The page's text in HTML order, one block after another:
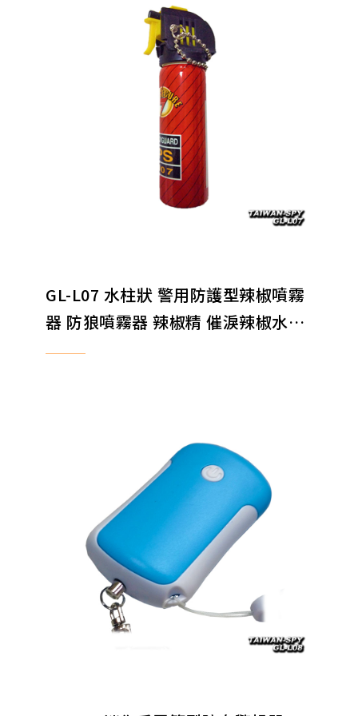
GL-L07 水柱狀 警用防護型辣椒噴霧
器 防狼噴霧器 辣椒精 催淚辣椒水
60ml 可噴3公尺 防身器材